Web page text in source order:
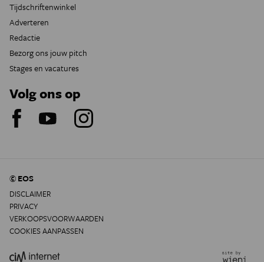
Tijdschriftenwinkel
Adverteren
Redactie
Bezorg ons jouw pitch
Stages en vacatures
Volg ons op
© EOS
DISCLAIMER
PRIVACY
VERKOOPSVOORWAARDEN
COOKIES AANPASSEN